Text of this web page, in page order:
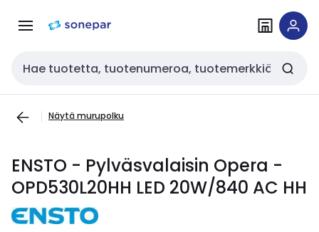
navigointiinsisältöön
Haku
Näytä murupolku
ENSTO - Pylväsvalaisin Opera -
OPD530L20HH LED 20W/840 AC HH